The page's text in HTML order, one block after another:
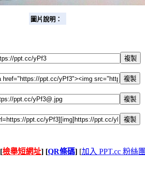
圖片說明：
複製
複製
複製
複製
[檢舉短網址][QR條碼][加入 PPT.cc 粉絲團